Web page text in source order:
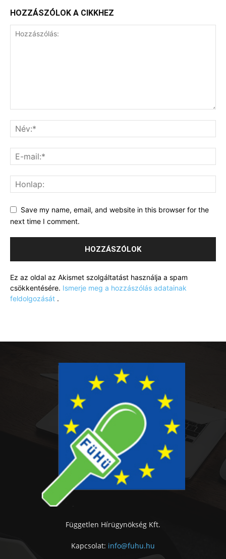
HOZZÁSZÓLOK A CIKKHEZ
Save my name, email, and website in this browser for the
next time I comment.
Ez az oldal az Akismet szolgáltatást használja a spam
csökkentésére. Ismerje meg a hozzászólás adatainak
feldolgozását .
Független Hírügynökség Kft.
Kapcsolat: info@fuhu.hu